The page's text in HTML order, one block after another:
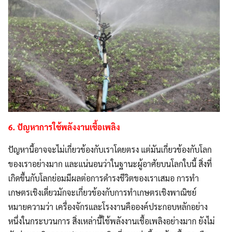
6. ปัญหาการใช้พลังงานเชื้อเพลิง
ปัญหานี้อาจจะไม่เกี่ยวข้องกับเราโดยตรง แต่มันเกี่ยวข้องกับโลก
ของเราอย่างมาก และแน่นอนว่าในฐานะผู้อาศัยบนโลกใบนี้ สิ่งที่
เกิดขึ้นกับโลกย่อมมีผลต่อการดำรงชีวิตของเราเสมอ การทำ
เกษตรเชิงเดี่ยวมักจะเกี่ยวข้องกับการทำเกษตรเชิงพาณิชย์
หมายความว่า เครื่องจักรและโรงงานคือองค์ประกอบหลักอย่าง
หนึ่งในกระบวนการ สิ่งเหล่านี้ใช้พลังงานเชื้อเพลิงอย่างมาก ยังไม่